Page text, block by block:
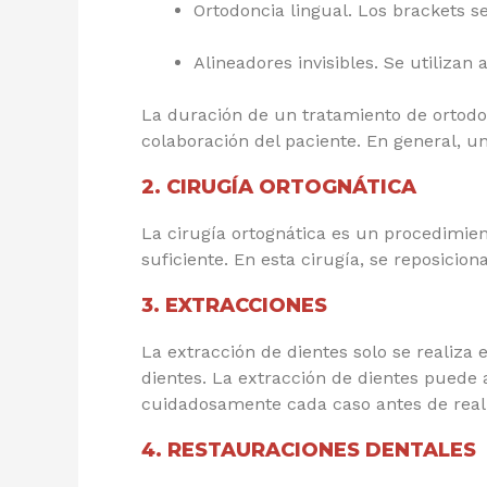
Ortodoncia lingual. Los brackets
Alineadores invisibles. Se utilizan
La duración de un tratamiento de
colaboración del paciente. En general,
2. CIRUGÍA ORTOGNÁTICA
La cirugía ortognática es un
suficiente. En esta cirugía, se
3. EXTRACCIONES
La extracción de dientes solo se realiza
dientes. La extracción de dientes
cuidadosamente cada caso antes de
4. RESTAURACIONES DENTALES